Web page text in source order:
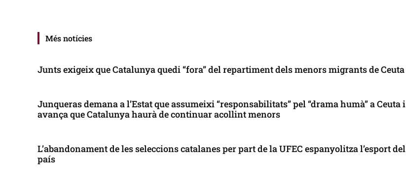
Més notícies
Junts exigeix que Catalunya quedi “fora” del repartiment dels menors migrants de Ceuta
Junqueras demana a l’Estat que assumeixi “responsabilitats” pel “drama humà” a Ceuta i
avança que Catalunya haurà de continuar acollint menors
L’abandonament de les seleccions catalanes per part de la UFEC espanyolitza l’esport del
país